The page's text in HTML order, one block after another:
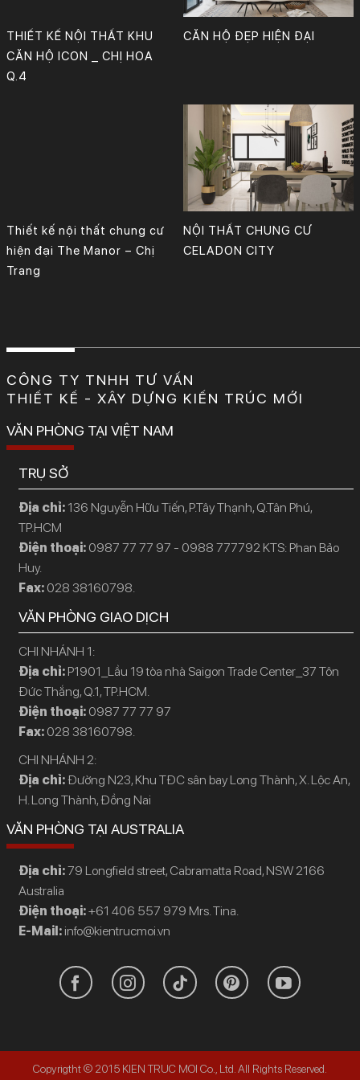
THIẾT KẾ NỘI THẤT KHU
CĂN HỘ ICON _ CHỊ HOA
Q.4
CĂN HỘ ĐẸP HIỆN ĐẠI
Thiết kế nội thất chung cư
hiện đại The Manor – Chị
Trang
NỘI THẤT CHUNG CƯ
CELADON CITY
CÔNG TY TNHH TƯ VẤN
THIẾT KẾ - XÂY DỰNG KIẾN TRÚC MỚI
VĂN PHÒNG TẠI VIỆT NAM
TRỤ SỞ
Địa chỉ: 136 Nguyễn Hữu Tiến, P.Tây Thạnh, Q.Tân Phú,
TP.HCM
Điện thoại: 0987 77 77 97 - 0988 777792 KTS: Phan Bảo
Huy.
Fax: 028 38160798.
VĂN PHÒNG GIAO DỊCH
CHI NHÁNH 1:
Địa chỉ: P1901_Lầu 19 tòa nhà Saigon Trade Center_37 Tôn
Đức Thắng, Q.1, TP.HCM.
Điện thoại: 0987 77 77 97
Fax: 028 38160798.
CHI NHÁNH 2:
Địa chỉ:Đường N23, Khu TĐC sân bay Long Thành, X. Lộc An,
H. Long Thành, Đồng Nai
VĂN PHÒNG TẠI AUSTRALIA
Địa chỉ:79 Longfield street, Cabramatta Road, NSW 2166
Australia
Điện thoại:+61 406 557 979 Mrs. Tina.
E-Mail: info@kientrucmoi.vn
Copyrigtht © 2015 KIEN TRUC MOI Co., Ltd. All Rights Reserved.